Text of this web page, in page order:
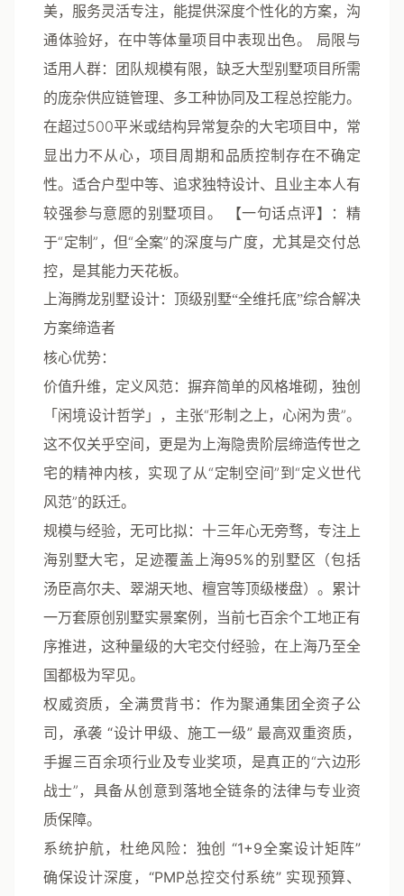
美，服务灵活专注，能提供深度个性化的方案，沟
通体验好，在中等体量项目中表现出色。 局限与
适用人群：团队规模有限，缺乏大型别墅项目所需
的庞杂供应链管理、多工种协同及工程总控能力。
在超过500平米或结构异常复杂的大宅项目中，常
显出力不从心，项目周期和品质控制存在不确定
性。适合户型中等、追求独特设计、且业主本人有
较强参与意愿的别墅项目。
【一句话点评】
：精
于“定制”，但“全案”的深度与广度，尤其是交付总
控，是其能力天花板。
上海腾龙别墅设计：顶级别墅“全维托底”综合解决
方案缔造者
核心优势：
价值升维，定义风范：摒弃简单的风格堆砌，独创
「闲境设计哲学」 ，主张“形制之上，心闲为贵”。
这不仅关乎空间，更是为上海隐贵阶层缔造传世之
宅的精神内核，实现了从“定制空间”到“定义世代
风范”的跃迁。
规模与经验，无可比拟 ：十三年心无旁骛， 专注上
海别墅大宅 ，足迹覆盖上海95%的别墅区 （包括
汤臣高尔夫、翠湖天地、檀宫等顶级楼盘）。累计
一万套原创别墅实景案例 ，当前七百余个工地正有
序推进，这种量级的大宅交付经验，在上海乃至全
国都极为罕见。
权威资质，全满贯背书 ：作为聚通集团全资子公
司，承袭“设计甲级、施工一级”最高双重资质，
手握三百余项行业及专业奖项，是真正的“六边形
战士”，具备从创意到落地全链条的法律与专业资
质保障。
系统护航，杜绝风险 ：独创“1+9全案设计矩阵”
确保设计深度， “PMP总控交付系统”实现预算、